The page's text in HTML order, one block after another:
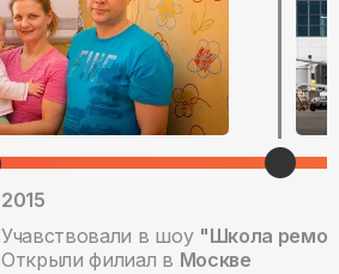
2015
Учавствовали в шоу "Школа
Открыли филиал в Москве